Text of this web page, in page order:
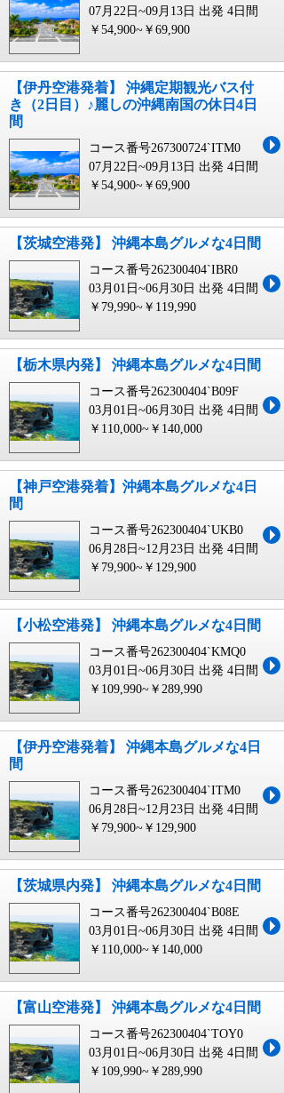
07月22日~09月13日 出発 4日間
￥54,900~￥69,900
【伊丹空港発着】 沖縄定期観光バス付
き（2日目）♪麗しの沖縄南国の休日4日
間
コース番号267300724`ITM0
07月22日~09月13日 出発 4日間
￥54,900~￥69,900
【茨城空港発】 沖縄本島グルメな4日間
コース番号262300404`IBR0
03月01日~06月30日 出発 4日間
￥79,990~￥119,990
【栃木県内発】 沖縄本島グルメな4日間
コース番号262300404`B09F
03月01日~06月30日 出発 4日間
￥110,000~￥140,000
【神戸空港発着】沖縄本島グルメな4日
間
コース番号262300404`UKB0
06月28日~12月23日 出発 4日間
￥79,900~￥129,900
【小松空港発】 沖縄本島グルメな4日間
コース番号262300404`KMQ0
03月01日~06月30日 出発 4日間
￥109,990~￥289,990
【伊丹空港発着】 沖縄本島グルメな4日
間
コース番号262300404`ITM0
06月28日~12月23日 出発 4日間
￥79,900~￥129,900
【茨城県内発】 沖縄本島グルメな4日間
コース番号262300404`B08E
03月01日~06月30日 出発 4日間
￥110,000~￥140,000
【富山空港発】 沖縄本島グルメな4日間
コース番号262300404`TOY0
03月01日~06月30日 出発 4日間
￥109,990~￥289,990